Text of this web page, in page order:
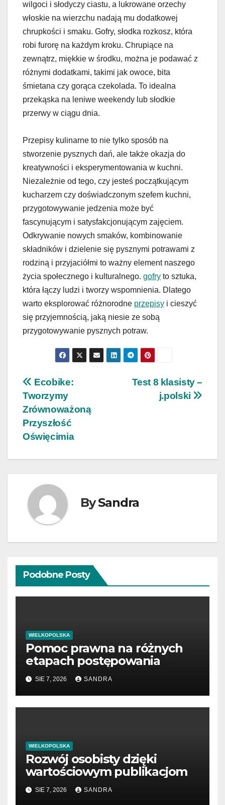
wilgoci i słodyczy ciastu, a lukrowane orzechy
włoskie na wierzchu nadają mu dodatkowej
chrupkości i smaku. Gofry, słodka rozkosz, która
robi furorę na każdym kroku. Chrupiące na
zewnątrz, miękkie w środku, można je podawać z
różnymi dodatkami, takimi jak owoce, bita
śmietana czy gorąca czekolada. To idealna
przekąska na leniwe weekendy lub słodkie
przerwy w ciągu dnia.
Przepisy kulinarne to nie tylko sposób na
stworzenie pysznych dań, ale także okazja do
kreatywności i eksperymentowania w kuchni.
Niezależnie od tego, czy jesteś początkującym
kucharzem czy doświadczonym szefem kuchni,
przygotowywanie jedzenia może być
fascynującym i satysfakcjonującym zajęciem.
Odkrywanie nowych smaków, kombinowanie
składników i dzielenie się pysznymi potrawami z
rodziną i przyjaciółmi to ważny element naszego
życia społecznego i kulturalnego. gofry to sztuka,
która łączy ludzi i tworzy wspomnienia. Dlatego
warto eksplorować różnorodne przepisy i cieszyć
się przyjemnością, jaką niesie ze sobą
przygotowywanie pysznych potraw.
Nawigacja
wpisu
Test 8 klasisty –
j.polski
Ecobike:
Tworzymy
Zrównoważoną
Przyszłość
Oświęcimia
BySandra
Podobne Posty
WIELKOPOLSKA
Pomoc prawna na różnych
etapach postępowania
SIE 7, 2026 SANDRA
WIELKOPOLSKA
Rozwój osobisty dzięki
wartościowym publikacjom
SIE 7, 2026 SANDRA